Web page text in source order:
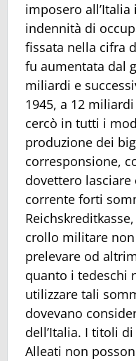
imposero
indennità di
fissata nella cifra
fu aumentata dal
miliardi e
1945, a 12
cercò in tutti i
produzione dei
corresponsione,
dovettero
corrente forti
crollo militare
prelevare od
quanto i tedeschi
utilizzare tali
dovevano
dell’Italia. I titoli
Alleati non